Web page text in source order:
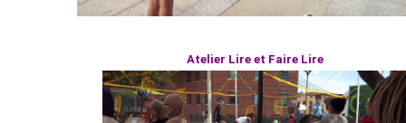
Atelier Lire et Faire Lire